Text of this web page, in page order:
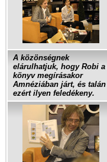
A közönségnek
elárulhatjuk, hogy Robi a
könyv megírásakor
Amnéziában járt, és talán
ezért ilyen feledékeny.